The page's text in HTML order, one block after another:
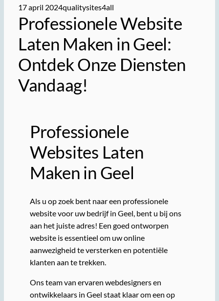
17 april 2024qualitysites4all
Professionele Website
Laten Maken in Geel:
Ontdek Onze Diensten
Vandaag!
Professionele
Websites Laten
Maken in Geel
Als u op zoek bent naar een professionele
website voor uw bedrijf in Geel, bent u bij ons
aan het juiste adres! Een goed ontworpen
website is essentieel om uw online
aanwezigheid te versterken en potentiële
klanten aan te trekken.
Ons team van ervaren webdesigners en
ontwikkelaars in Geel staat klaar om een op